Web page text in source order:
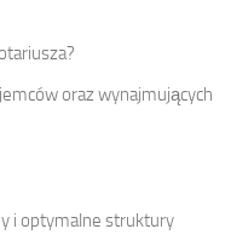
oraz wynajmujących
i optymalne struktury